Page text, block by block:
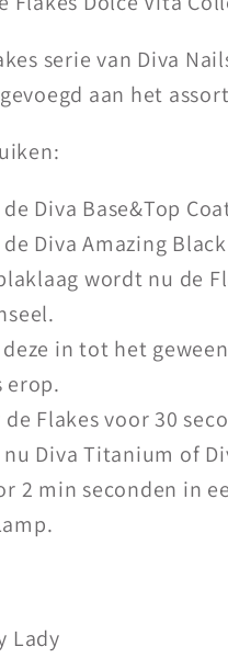
serie van Diva
aan het
Diva Base&Top
Diva Amazing
wordt nu de
in tot het
erop.
de Flakes voor 30
nu Diva Titanium of
2 min seconden in
Lady